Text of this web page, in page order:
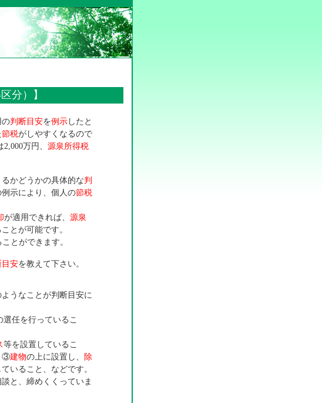
分）】
の判断目安を例示したと
節税がしやすくなるので
2,000万円、 源泉所得税
かどうかの具体的な判
示により、個人の節税
が適用できれば、 源泉
とが可能です。
とができます。
目安を教えて下さい。
うなことが判断目安に
選任を行っているこ
等を設置しているこ
③建物の上に設置し、
除
いること、などです。
と、締めくくっていま